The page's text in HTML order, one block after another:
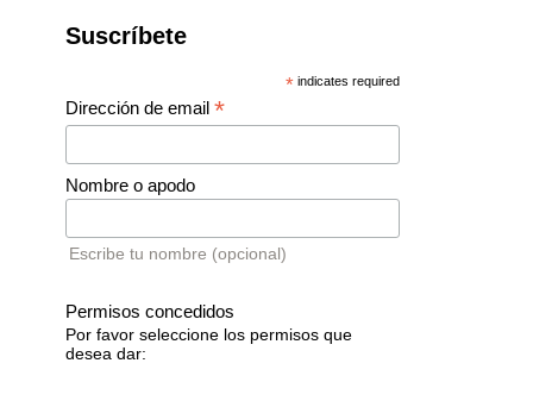
Suscríbete
* indicates required
Dirección de email *
Nombre o apodo
Escribe tu nombre (opcional)
Permisos concedidos
Por favor seleccione los permisos que
desea dar: